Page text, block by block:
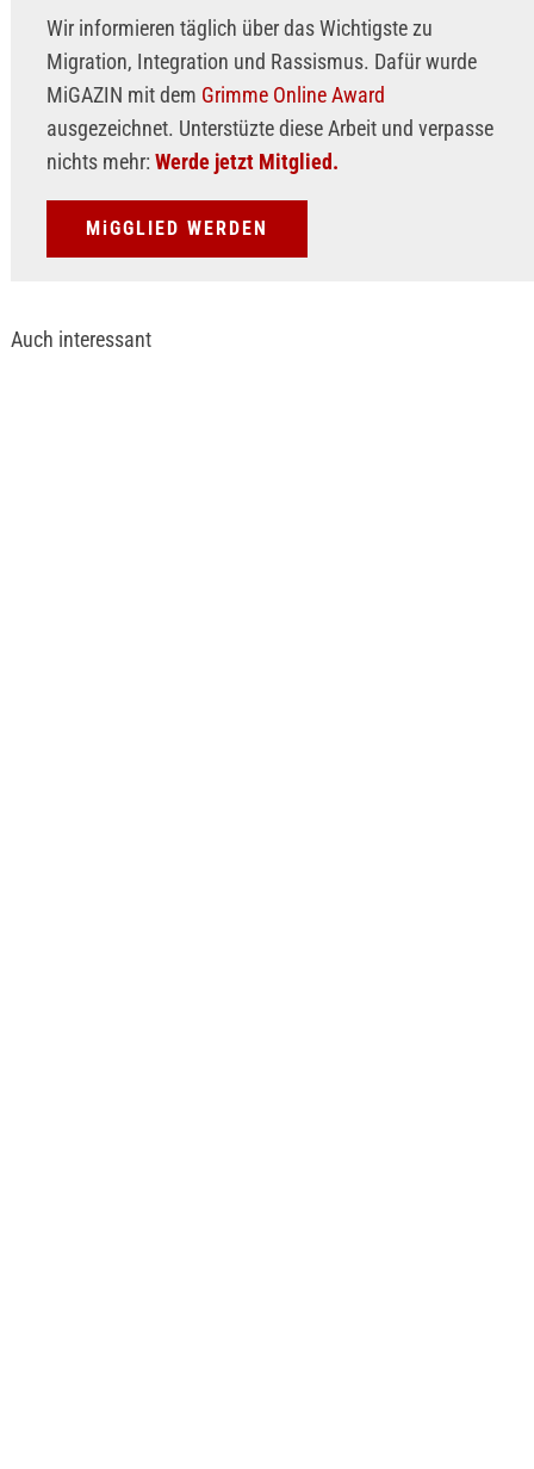
Wir informieren täglich über das Wichtigste zu
Migration, Integration und Rassismus. Dafür wurde
MiGAZIN mit dem Grimme Online Award
ausgezeichnet. Unterstüzte diese Arbeit und verpasse
nichts mehr: Werde jetzt Mitglied.
MiGGLIED WERDEN
Auch interessant